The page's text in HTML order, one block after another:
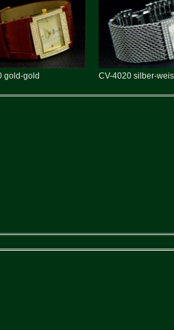
gold-gold CV-4020 silber-